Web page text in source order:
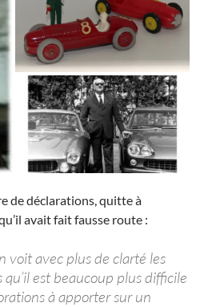
de déclarations, quitte à
avait fait fausse route :
voit avec plus de clarté les
est beaucoup plus difficile
à apporter sur un